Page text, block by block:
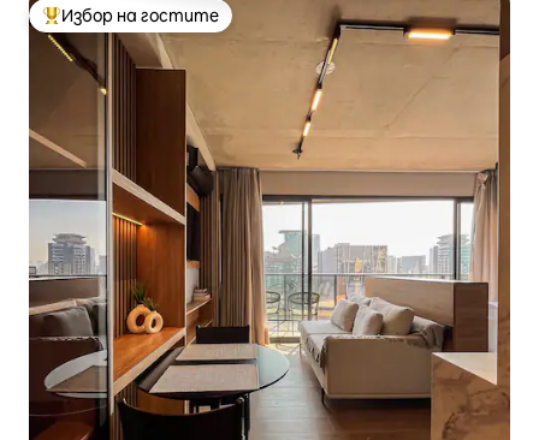
Най-популярен избор на гостите
Избор на гостите